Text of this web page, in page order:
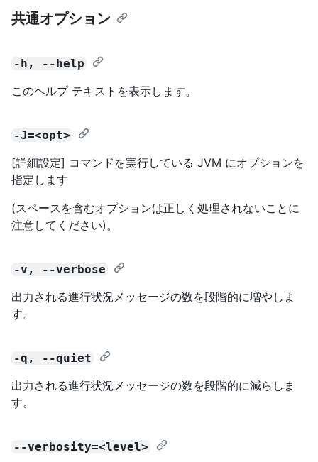
共通オプション
-h, --help
このヘルプ テキストを表示します。
-J=<opt>
[詳細設定] コマンドを実行している JVM にオプションを
指定します
(スペースを含むオプションは正しく処理されないことに
注意してください)。
-v, --verbose
出力される進行状況メッセージの数を段階的に増やしま
す。
-q, --quiet
出力される進行状況メッセージの数を段階的に減らしま
す。
--verbosity=<level>